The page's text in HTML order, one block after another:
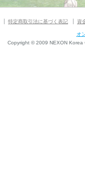
特定商取引法に基づく表記 資
オ
Copyright © 2009 NEXON Korea